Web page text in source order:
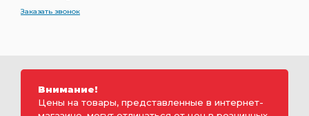
Заказать звонок
Внимание!
Цены на товары, представленные в интернет-